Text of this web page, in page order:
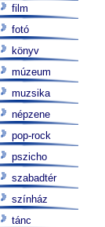
film
fotó
könyv
múzeum
muzsika
népzene
pop-rock
pszicho
szabadtér
színház
tánc